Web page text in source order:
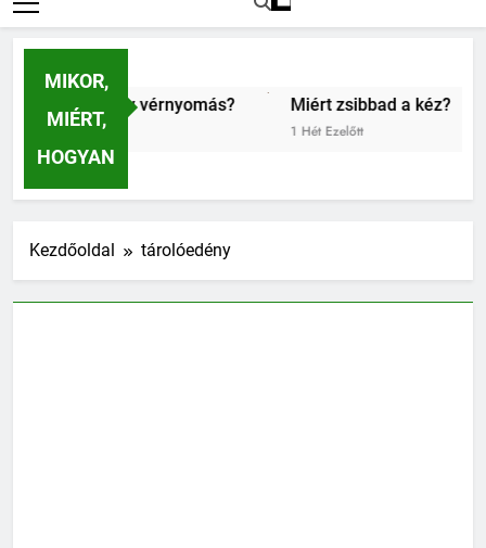
MIKOR,
MIÉRT,
HOGYAN
vérnyomás? Miért zsibbad a kéz?
Kezdőoldal tárolóedény